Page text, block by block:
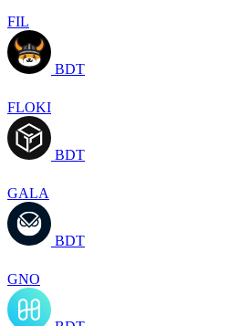
FIL
BDT
FLOKI
BDT
GALA
BDT
GNO